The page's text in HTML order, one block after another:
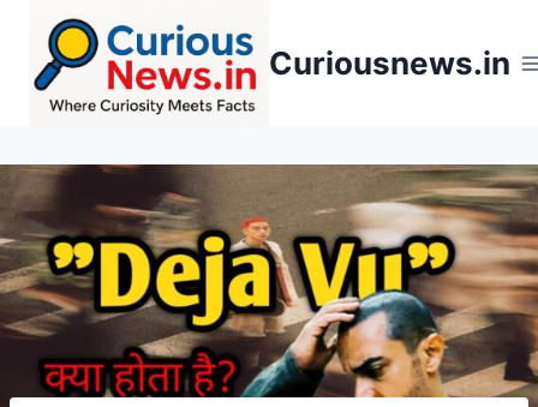
content
Curiousnews.in